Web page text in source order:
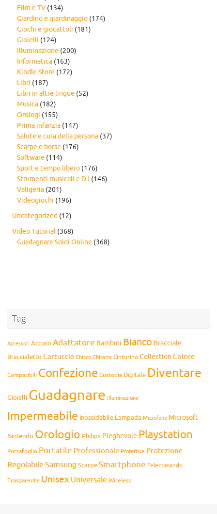
Film e TV (134)
Giardino e giardinaggio (174)
Giochi e giocattoli (181)
Gioielli (124)
Illuminazione (200)
Informatica (163)
Kindle Store (172)
Libri (187)
Libri in altre lingue (52)
Musica (182)
Orologi (155)
Prima infanzia (147)
Salute e cura della persona (37)
Scarpe e borse (176)
Software (114)
Sport e tempo libero (176)
Strumenti musicali e DJ (146)
Valigeria (201)
Videogiochi (196)
Uncategorized (12)
Video Tutorial (368)
Guadagnare Soldi Online (368)
Tag
Accessori Acciaio Adattatore Bambini Bianco Bracciale
Braccialetto Cartuccia Chicco Chitarra Cinturino Collection Colore
Compatibili Confezione Custodia Digitale Diventare
Gioielli Guadagnare Illuminazione
Impermeabile Inossidabile Lampada Microfono Microsoft
Nintendo Orologio Philips Pieghevole Playstation
Portafoglio Portatile Professionale Protettiva Protezione
Regolabile Samsung ScarpeSmartphone Telecomando
Trasparente Unisex Universale Wireless